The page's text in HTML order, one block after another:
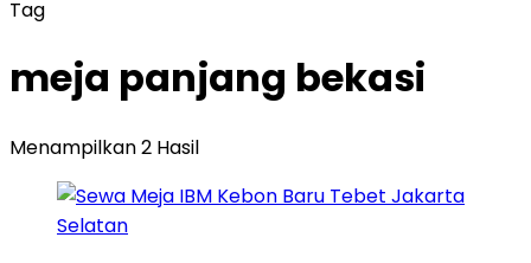
Tag
meja panjang bekasi
Menampilkan 2 Hasil